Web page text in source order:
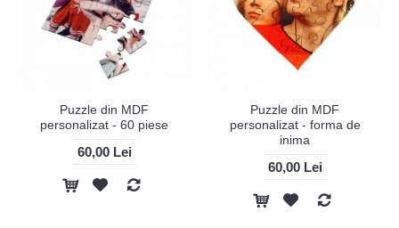
Puzzle din MDF
personalizat - 60 piese
60,00 Lei
Puzzle din MDF
personalizat - forma de
inima
60,00 Lei